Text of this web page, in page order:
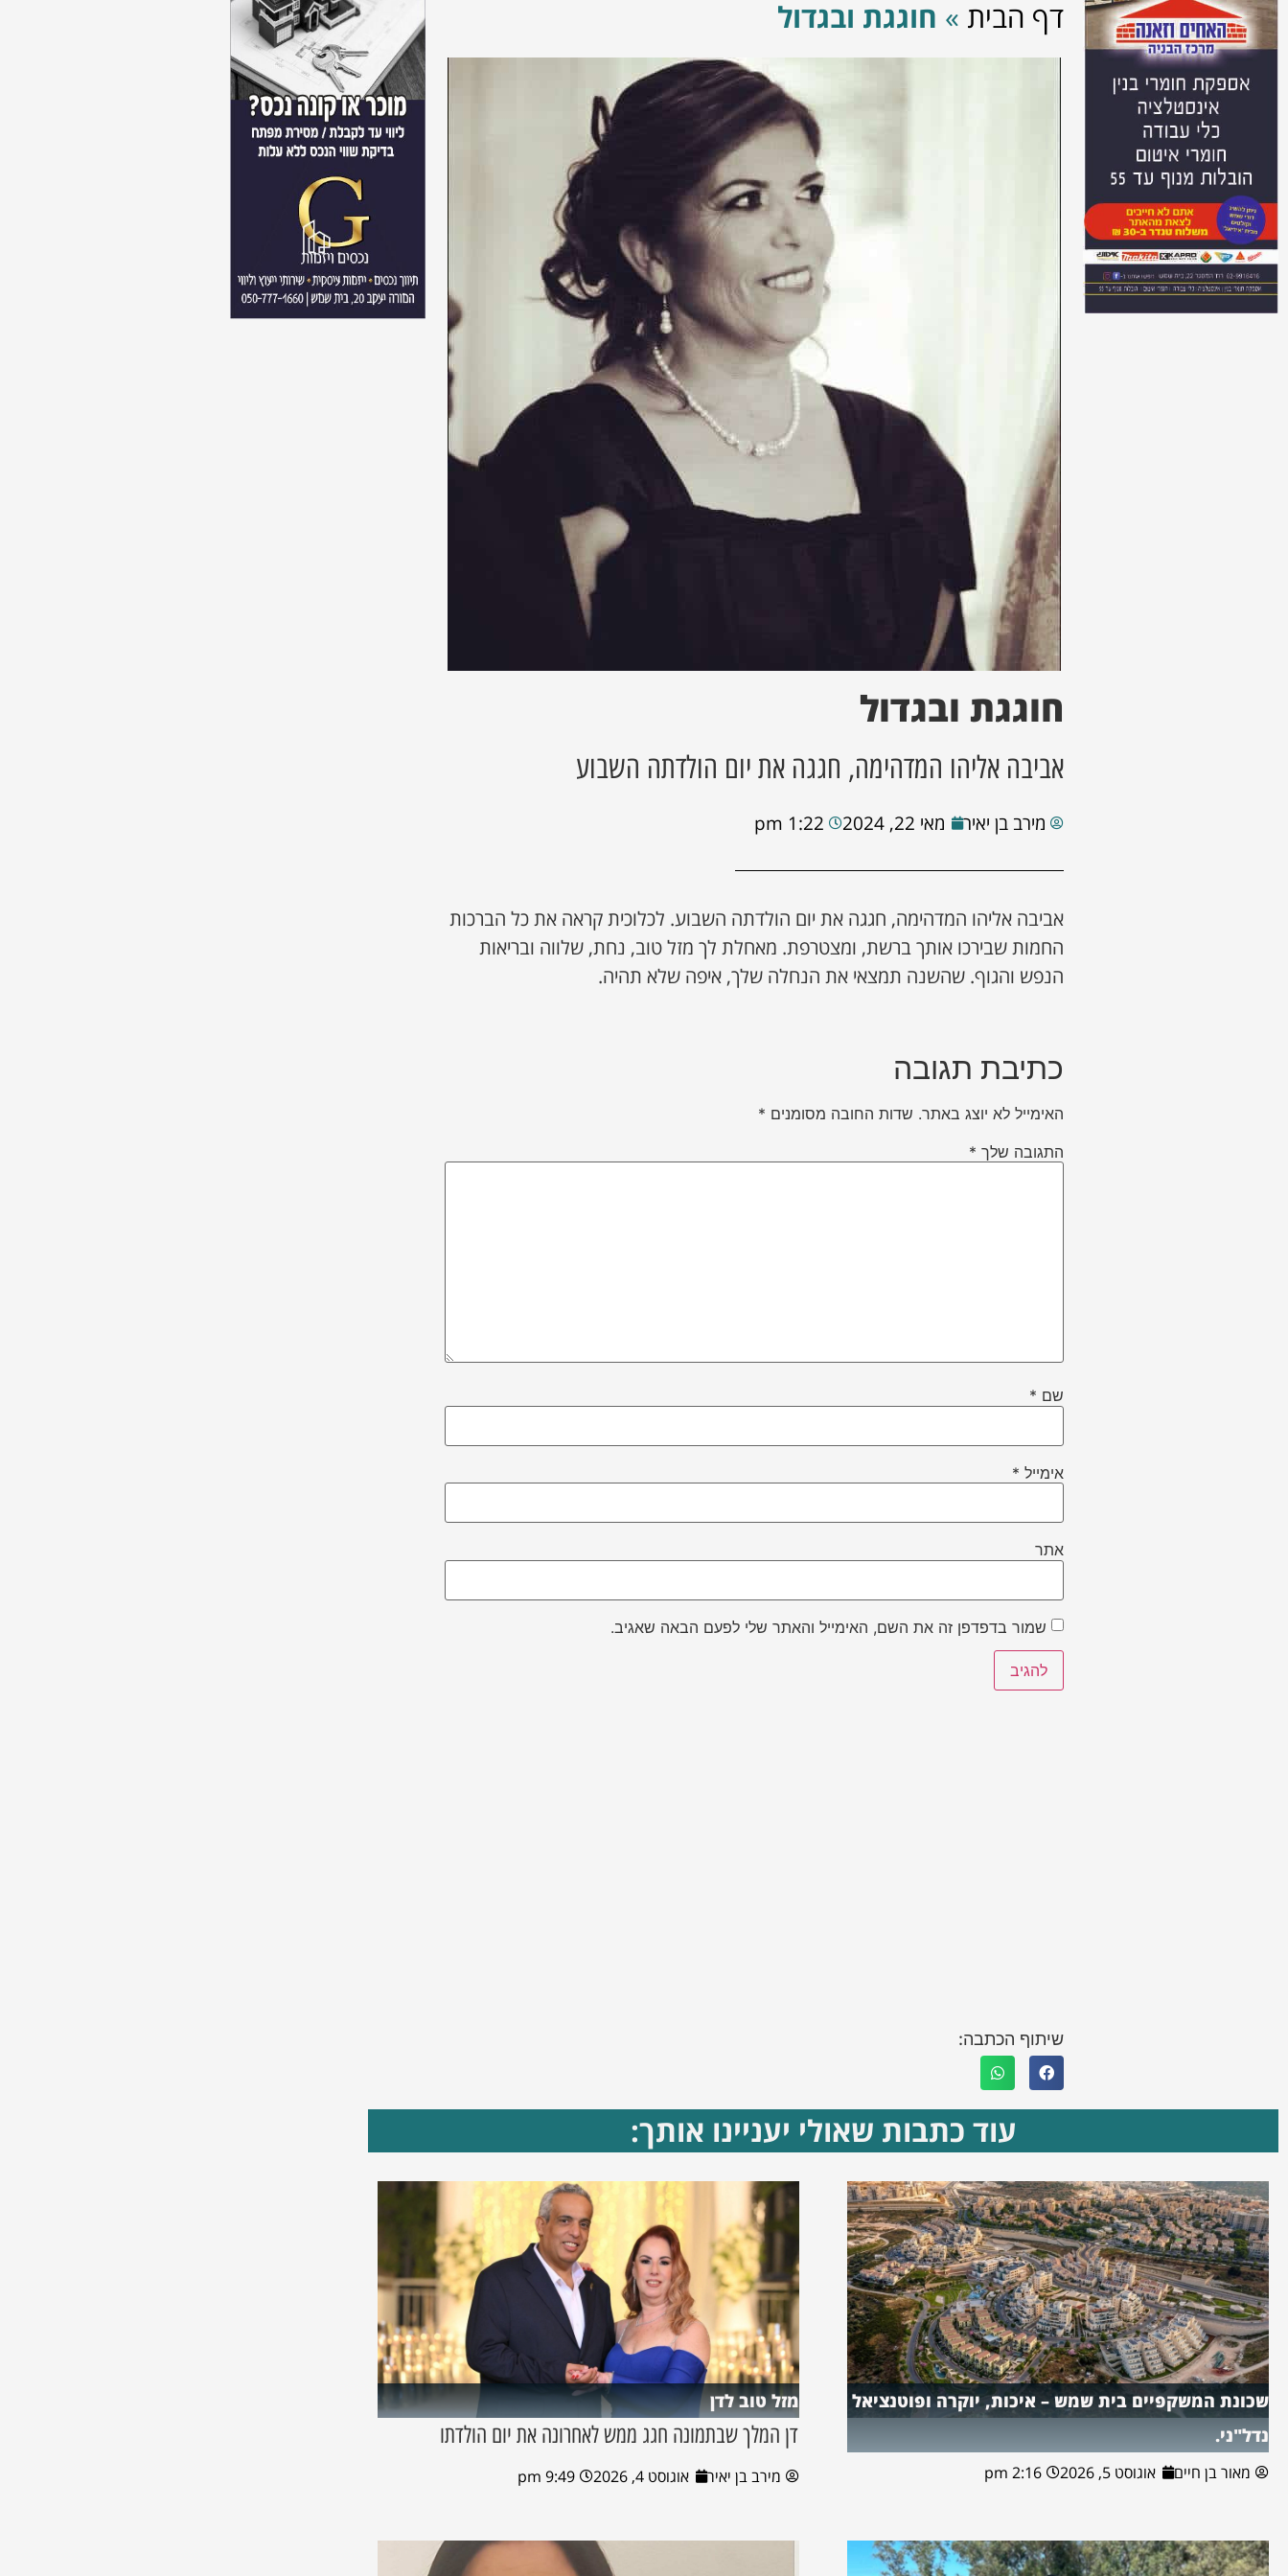
דף הבית » חוגגת ובגדול
חוגגת ובגדול
אביבה אליהו המדהימה, חגגה את יום הולדתה השבוע
מירב בן יאיר מאי 22, 2024 1:22 pm
אביבה אליהו המדהימה, חגגה את יום הולדתה השבוע. לכלוכית קראה את כל הברכות
החמות שבירכו אותך ברשת, ומצטרפת. מאחלת לך מזל טוב, נחת, שלווה ובריאות
הנפש והגוף. שהשנה תמצאי את הנחלה שלך, איפה שלא תהיה.
כתיבת תגובה
האימייל לא יוצג באתר. שדות החובה מסומנים *
התגובה שלך *
שם *
אימייל *
אתר
שמור בדפדפן זה את השם, האימייל והאתר שלי לפעם הבאה שאגיב.
שיתוף הכתבה:
עוד כתבות שאולי יעניינו אותך:
שכונת המשקפיים בית שמש – איכות, יוקרה ופוטנציאל
נדל"ני.
מאור בן חיים אוגוסט 5, 2026 2:16 pm
מזל טוב לדן
דן המלך שבתמונה חגג ממש לאחרונה את יום הולדתו
מירב בן יאיר אוגוסט 4, 2026 9:49 pm